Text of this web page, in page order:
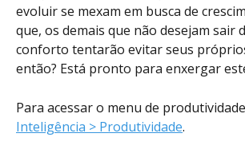
evoluir se mexam em busca de
que, os demais que não desejam sair
conforto tentarão evitar seus
então? Está pronto para enxergar
Para acessar o menu de
Inteligência > Produtividade.